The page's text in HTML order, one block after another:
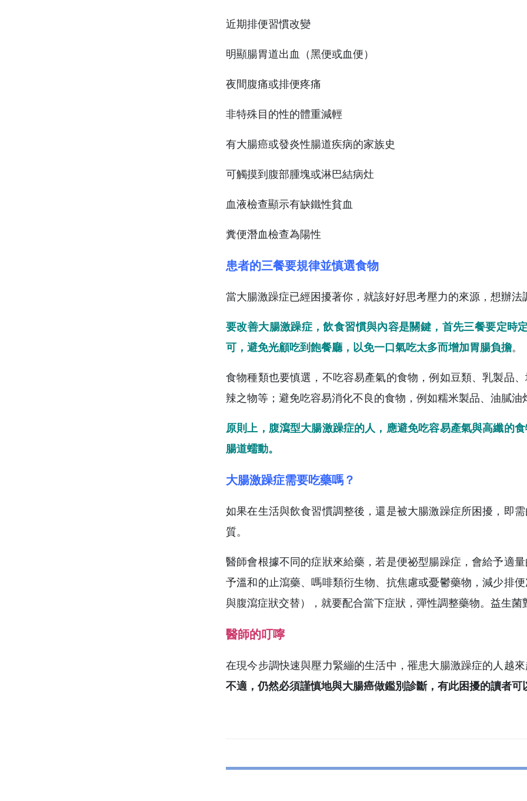
近期排便習慣改變
明顯腸胃道出血（黑便或血便）
夜間腹痛或排便疼痛
非特殊目的性的體重減輕
有大腸癌或發炎性腸道疾病的家族史
可觸摸到腹部腫塊或淋巴結病灶
血液檢查顯示有缺鐵性貧血
糞便潛血檢查為陽性
患者的三餐要規律並慎選食物
當大腸激躁症已經困擾著你，就該好好思考壓力的來源，想辦
要改善大腸激躁症，飲食習慣與內容是關鍵，首先三餐要定時
可，避免光顧吃到飽餐廳，以免一口氣吃太多而增加胃腸負擔。
食物種類也要慎選，不吃容易產氣的食物，例如豆類、乳製品
辣之物等；避免吃容易消化不良的食物，例如糯米製品、油膩
原則上，腹瀉型大腸激躁症的人，應避免吃容易產氣與高纖的
腸道蠕動。
大腸激躁症需要吃藥嗎？
如果在生活與飲食習慣調整後，還是被大腸激躁症所困擾，即
質。
醫師會根據不同的症狀來給藥，若是便祕型腸躁症，會給予適
予溫和的止瀉藥、嗎啡類衍生物、抗焦慮或憂鬱藥物，減少排
與腹瀉症狀交替），就要配合當下症狀，彈性調整藥物。益生
醫師的叮嚀
在現今步調快速與壓力緊繃的生活中，罹患大腸激躁症的人越
不適，仍然必須謹慎地與大腸癌做鑑別診斷，有此困擾的讀者